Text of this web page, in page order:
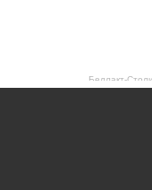
Беллакт-